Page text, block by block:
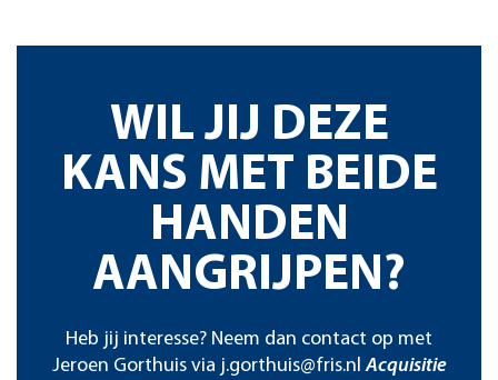
WIL JIJ DEZE
KANS MET BEIDE
HANDEN
AANGRIJPEN?
Heb jij interesse? Neem dan contact op met
Jeroen Gorthuis via j.gorthuis@fris.nl Acquisitie